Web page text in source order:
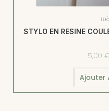
STYLO EN RESINE
5,00
Ajouter